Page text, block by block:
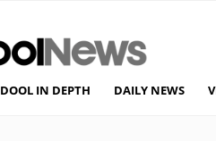
DOOL IN DEPTH DAILY NEWS